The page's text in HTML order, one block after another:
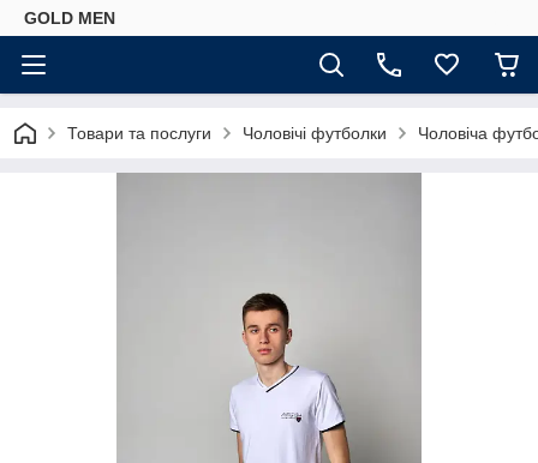
GOLD MEN
Товари та послуги Чоловічі футболки Чоловіча